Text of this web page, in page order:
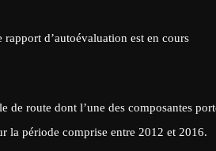
d’autoévaluation est en cours
de route dont l’une des composantes
la période comprise entre 2012 et 2016.